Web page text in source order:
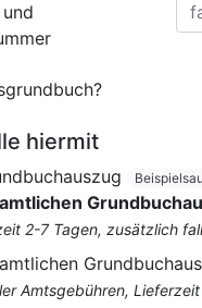
hiermit
amtlichen
2-7 Tagen, zusätzlich
Amtsgebühren,